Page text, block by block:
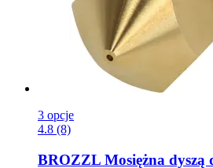
3 opcje
4.8 (8)
BROZZL Mosiężna